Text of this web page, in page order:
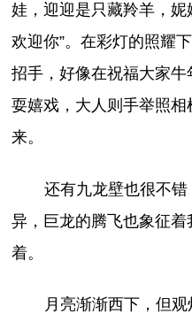
娃，迎迎是只藏羚羊，
欢迎你”。在彩灯的照耀
招手，好像在祝福大家
耍嬉戏，大人则手举照
来。
还有九龙壁也很不
异，巨龙的腾飞也象征
着。
月亮渐渐西下，但